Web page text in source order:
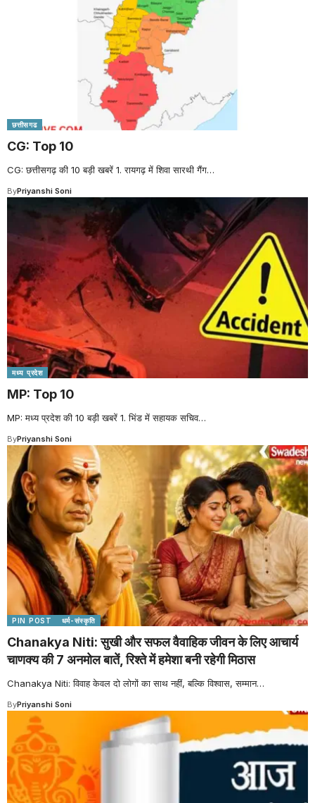
छत्तीसगढ
CG: Top 10
CG: छत्तीसगढ़ की 10 बड़ी खबरें 1. रायगढ़ में शिवा सारथी गैंग…
ByPriyanshi Soni
मध्य प्रदेश
MP: Top 10
MP: मध्य प्रदेश की 10 बड़ी खबरें 1. भिंड में सहायक सचिव…
ByPriyanshi Soni
PIN POST धर्म-संस्कृति
Chanakya Niti: सुखी और सफल वैवाहिक जीवन के लिए आचार्य
चाणक्य की 7 अनमोल बातें, रिश्ते में हमेशा बनी रहेगी मिठास
Chanakya Niti: विवाह केवल दो लोगों का साथ नहीं, बल्कि विश्वास, सम्मान…
ByPriyanshi Soni